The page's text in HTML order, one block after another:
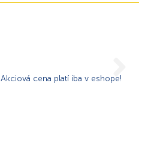
Akciová cena platí iba v eshope!